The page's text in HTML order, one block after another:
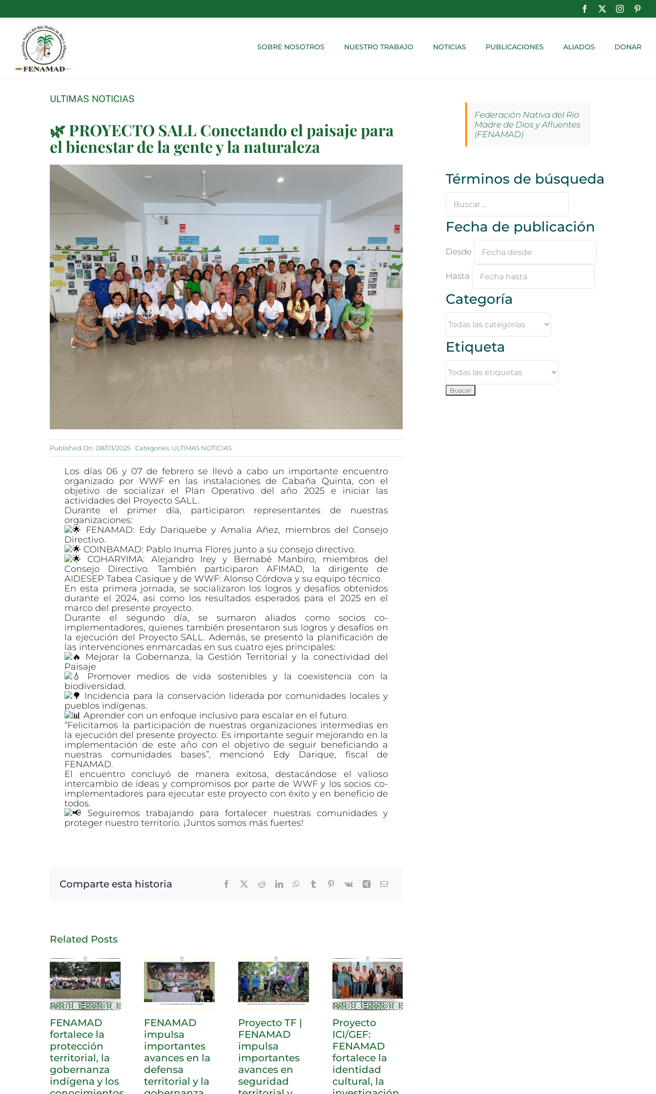
contenido
Facebook Instagram
SOBRE NOSOTROS NUESTRO TRABAJO NOTICIAS PUBLICACIONES ALIADOS DONAR
ULTIMAS NOTICIAS
🌿 PROYECTO SALL Conectando el paisaje para
el bienestar de la gente y la naturaleza
Published On: 08/03/2025 Categories: ULTIMAS NOTICIAS
Los días 06 y 07 de febrero se llevó a cabo un importante encuentro
organizado por WWF en las instalaciones de Cabaña Quinta, con el
objetivo de socializar el Plan Operativo del año 2025 e iniciar las
actividades del Proyecto SALL.
Durante el primer día, participaron representantes de nuestras
organizaciones:
FENAMAD: Edy Dariquebe y Amalia Añez, miembros del Consejo
Directivo.
COINBAMAD: Pablo Inuma Flores junto a su consejo directivo.
COHARYIMA: Alejandro Irey y Bernabé Manbiro, miembros del
Consejo Directivo. También participaron AFIMAD, la dirigente de
AIDESEP Tabea Casique y de WWF: Alonso Córdova y su equipo técnico.
En esta primera jornada, se socializaron los logros y desafíos obtenidos
durante el 2024, así como los resultados esperados para el 2025 en el
marco del presente proyecto.
Durante el segundo día, se sumaron aliados como socios co-
implementadores, quienes también presentaron sus logros y desafíos en
la ejecución del Proyecto SALL. Además, se presentó la planificación de
las intervenciones enmarcadas en sus cuatro ejes principales:
Mejorar la Gobernanza, la Gestión Territorial y la conectividad del
Paisaje
Promover medios de vida sostenibles y la coexistencia con la
biodiversidad.
Incidencia para la conservación liderada por comunidades locales y
pueblos indígenas.
Aprender con un enfoque inclusivo para escalar en el futuro.
“Felicitamos la participación de nuestras organizaciones intermedias en
la ejecución del presente proyecto. Es importante seguir mejorando en la
implementación de este año con el objetivo de seguir beneficiando a
nuestras comunidades bases”, mencionó Edy Darique, fiscal de
FENAMAD.
El encuentro concluyó de manera exitosa, destacándose el valioso
intercambio de ideas y compromisos por parte de WWF y los socios co-
implementadores para ejecutar este proyecto con éxito y en beneficio de
todos.
Seguiremos trabajando para fortalecer nuestras comunidades y
proteger nuestro territorio. ¡Juntos somos más fuertes!
Comparte esta historia
Related Posts
FENAMAD
fortalece la
protección
territorial, la
gobernanza
indígena y los
FENAMAD
impulsa
importantes
avances en la
defensa
territorial y la
Proyecto TF |
FENAMAD
impulsa
importantes
avances en
seguridad
Proyecto
ICI/GEF:
FENAMAD
fortalece la
identidad
cultural, la
Federación Nativa del Río
Madre de Dios y Afluentes
(FENAMAD)
Términos de búsqueda
Buscar
Fecha de publicación
Desde
Hasta
Categoría
Etiqueta